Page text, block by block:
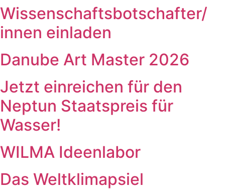
Wissenschaftsbotschafter/​
innen einladen
Danube Art Master 2026
Jetzt einreichen für den
Neptun Staatspreis für
Wasser!
WILMA Ideenlabor
Das Weltklimapsiel